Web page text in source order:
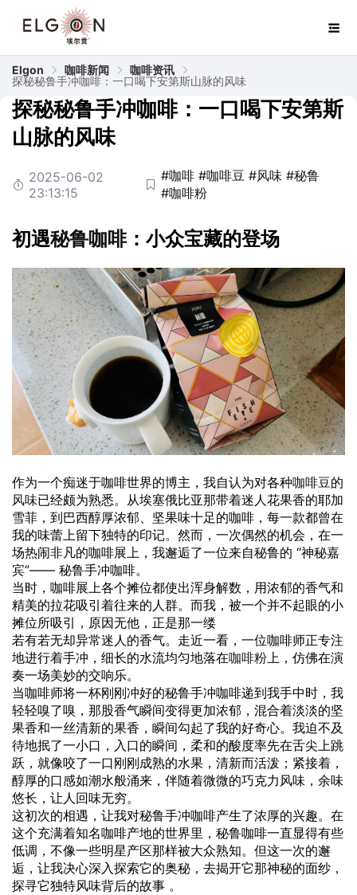
Elgon 咖啡新闻
咖啡资讯
探秘秘鲁手冲咖啡：一口喝下安第斯山脉的风味
探秘秘鲁手冲咖啡：一口喝下安第斯
山脉的风味
2025-06-02
23:13:15
#咖啡 #咖啡豆 #风味 #秘鲁
#咖啡粉
初遇秘鲁咖啡：小众宝藏的登场
作为一个痴迷于咖啡世界的博主，我自认为对各种咖啡豆的
风味已经颇为熟悉。从埃塞俄比亚那带着迷人花果香的耶加
雪菲，到巴西醇厚浓郁、坚果味十足的咖啡，每一款都曾在
我的味蕾上留下独特的印记。然而，一次偶然的机会，在一
场热闹非凡的咖啡展上，我邂逅了一位来自秘鲁的 “神秘嘉
宾”—— 秘鲁手冲咖啡。
当时，咖啡展上各个摊位都使出浑身解数，用浓郁的香气和
精美的拉花吸引着往来的人群。而我，被一个并不起眼的小
摊位所吸引，原因无他，正是那一缕
若有若无却异常迷人的香气。走近一看，一位咖啡师正专注
地进行着手冲，细长的水流均匀地落在咖啡粉上，仿佛在演
奏一场美妙的交响乐。
当咖啡师将一杯刚刚冲好的秘鲁手冲咖啡递到我手中时，我
轻轻嗅了嗅，那股香气瞬间变得更加浓郁，混合着淡淡的坚
果香和一丝清新的果香，瞬间勾起了我的好奇心。我迫不及
待地抿了一小口，入口的瞬间，柔和的酸度率先在舌尖上跳
跃，就像咬了一口刚刚成熟的水果，清新而活泼；紧接着，
醇厚的口感如潮水般涌来，伴随着微微的巧克力风味，余味
悠长，让人回味无穷。
这初次的相遇，让我对秘鲁手冲咖啡产生了浓厚的兴趣。在
这个充满着知名咖啡产地的世界里，秘鲁咖啡一直显得有些
低调，不像一些明星产区那样被大众熟知。但这一次的邂
逅，让我决心深入探索它的奥秘，去揭开它那神秘的面纱，
探寻它独特风味背后的故事 。